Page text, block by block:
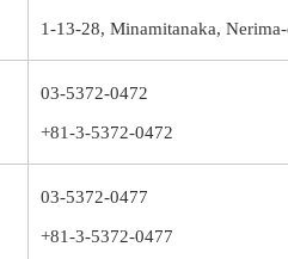
1-13-28, Minamitanaka,
03-5372-0472
+81-3-5372-0472
03-5372-0477
+81-3-5372-0477